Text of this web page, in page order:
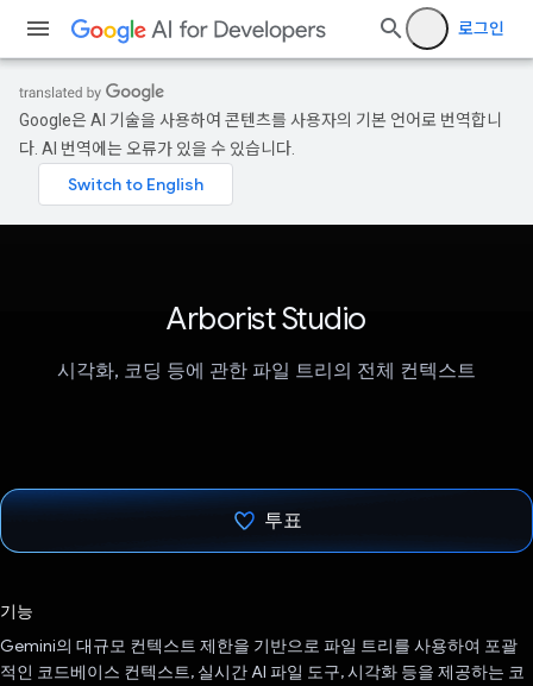
로그인
Google은 AI 기술을 사용하여 콘텐츠를 사용자의 기본 언어로 번역합니
다. AI 번역에는 오류가 있을 수 있습니다.
Arborist Studio
시각화, 코딩 등에 관한 파일 트리의 전체 컨텍스트
투표
기능
Gemini의 대규모 컨텍스트 제한을 기반으로 파일 트리를 사용하여 포괄
적인 코드베이스 컨텍스트, 실시간 AI 파일 도구, 시각화 등을 제공하는 코